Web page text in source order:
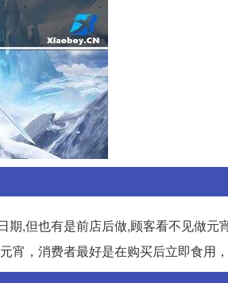
期,但也有是前店后做,顾客看不见做
宵，消费者最好是在购买后立即食用